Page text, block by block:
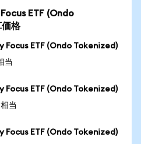
ETF (Ondo
格
Focus ETF (Ondo Tokenized)
当
Focus ETF (Ondo Tokenized)
当
Focus ETF (Ondo Tokenized)